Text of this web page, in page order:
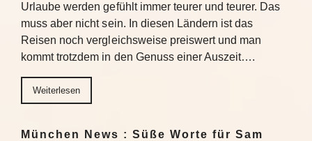
Urlaube werden gefühlt immer teurer und teurer. Das
muss aber nicht sein. In diesen Ländern ist das
Reisen noch vergleichsweise preiswert und man
kommt trotzdem in den Genuss einer Auszeit….
Weiterlesen
München News : Süße Worte für Sam